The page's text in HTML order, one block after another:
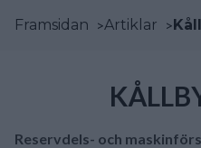
Framsidan >Artiklar >
Reservdels- och